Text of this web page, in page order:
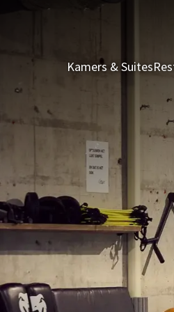
Kamers & Suites